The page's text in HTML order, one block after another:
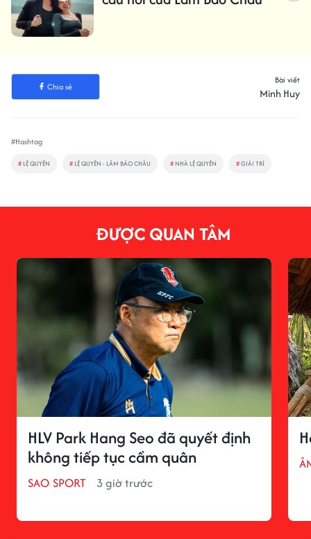
Chia sẻ
Bài viết
Minh Huy
#Hashtag
# LỆ QUYÊN # LỆ QUYÊN - LÂM BẢO CHÂU # NHÀ LỆ QUYÊN #GIẢI TRÍ
ĐƯỢC QUAN TÂM
HLV Park Hang Seo đã quyết định
không tiếp tục cầm quân
SAO SPORT 3 giờ trước